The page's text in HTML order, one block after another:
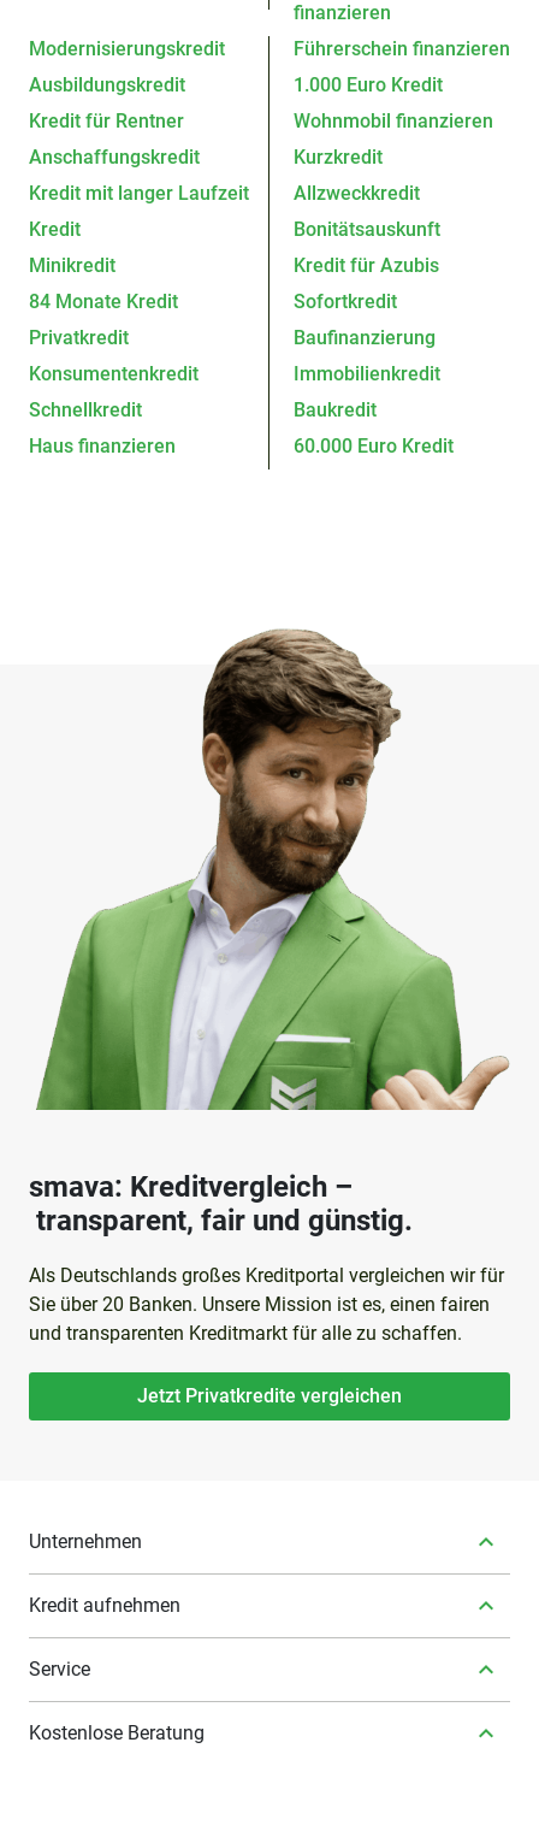
finanzieren
Modernisierungskredit
Führerschein finanzieren
Ausbildungskredit
1.000 Euro Kredit
Kredit für Rentner
Wohnmobil finanzieren
Anschaffungskredit
Kurzkredit
Kredit mit langer Laufzeit
Allzweckkredit
Kredit
Bonitätsauskunft
Minikredit
Kredit für Azubis
84 Monate Kredit
Sofortkredit
Privatkredit
Baufinanzierung
Konsumentenkredit
Immobilienkredit
Schnellkredit
Baukredit
Haus finanzieren
60.000 Euro Kredit
smava: Kreditvergleich –
transparent, fair und günstig.
Als Deutschlands großes Kreditportal vergleichen wir für
Sie über 20 Banken. Unsere Mission ist es, einen fairen
und transparenten Kreditmarkt für alle zu schaffen.
Jetzt Privatkredite vergleichen
Unternehmen
Kredit aufnehmen
Service
Kostenlose Beratung